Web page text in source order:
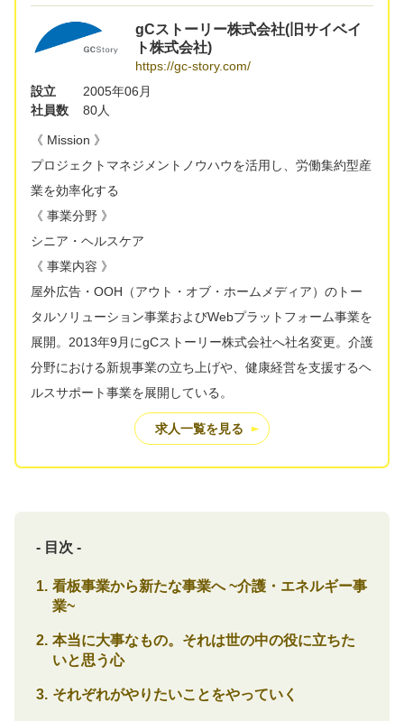
gCストーリー株式会社(旧サイベイ
ト株式会社)
https://gc-story.com/
設立
2005年06月
社員数
80人
《 Mission 》
プロジェクトマネジメントノウハウを活用し、労働集約型産
業を効率化する
《 事業分野 》
シニア・ヘルスケア
《 事業内容 》
屋外広告・OOH（アウト・オブ・ホームメディア）のトー
タルソリューション事業およびWebプラットフォーム事業を
展開。2013年9月にgCストーリー株式会社へ社名変更。介護
分野における新規事業の立ち上げや、健康経営を支援するヘ
ルスサポート事業を展開している。
求人一覧を見る
- 目次 -
看板事業から新たな事業へ ~介護・エネルギー事
業~
本当に大事なもの。それは世の中の役に立ちた
いと思う心
それぞれがやりたいことをやっていく